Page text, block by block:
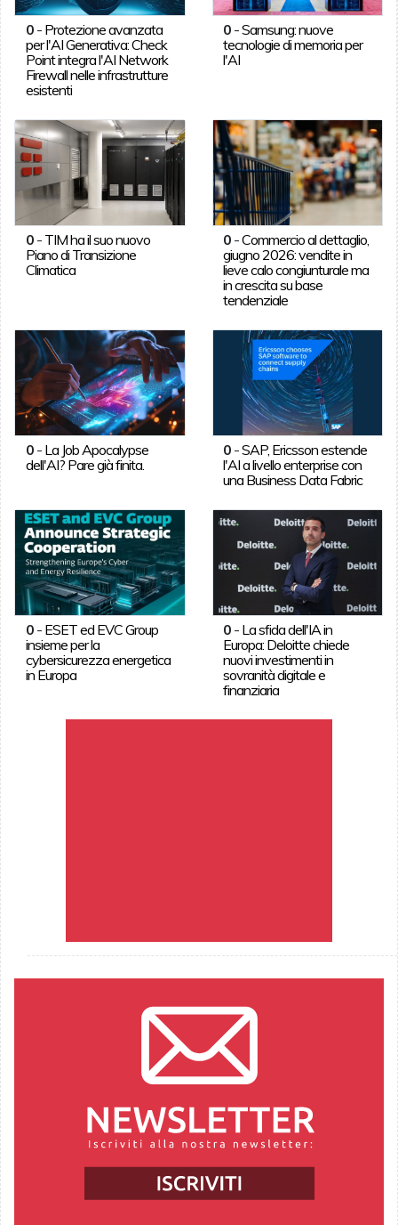
0- Protezione avanzata
per l'AI Generativa: Check
Point integra l'AI Network
Firewall nelle infrastrutture
esistenti
0 -Samsung: nuove
tecnologie di memoria per
l'AI
0- TIM ha il suo nuovo
Piano di Transizione
Climatica
0 -Commercio al dettaglio,
giugno 2026: vendite in
lieve calo congiunturale ma
in crescita su base
tendenziale
0- La Job Apocalypse
dell'AI? Pare già finita.
0 -SAP, Ericsson estende
l'AI a livello enterprise con
una Business Data Fabric
0- ESET ed EVC Group
insieme per la
cybersicurezza energetica
in Europa
0 - La sfida dell'IA in
Europa: Deloitte chiede
nuovi investimenti in
sovranità digitale e
finanziaria